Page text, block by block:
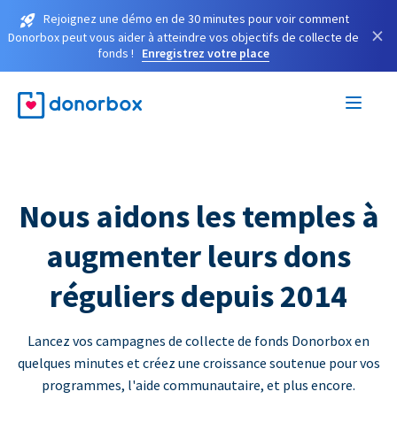
Rejoignez une démo en de 30 minutes pour voir comment
Donorbox peut vous aider à atteindre vos objectifs de collecte de
fonds !
Enregistrez votre place
×
Nous aidons les temples à
augmenter leurs dons
réguliers depuis 2014
Lancez vos campagnes de collecte de fonds Donorbox en
quelques minutes et créez une croissance soutenue pour vos
programmes, l'aide communautaire, et plus encore.